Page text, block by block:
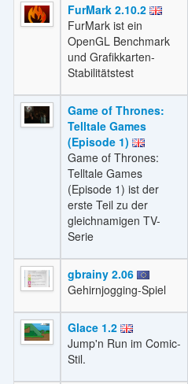
FurMark 2.10.2
FurMark ist ein
OpenGL Benchmark
und Grafikkarten-
Stabilitätstest
Game of Thrones:
Telltale Games
(Episode 1)
Game of Thrones:
Telltale Games
(Episode 1) ist der
erste Teil zu der
gleichnamigen TV-
Serie
gbrainy 2.06
Gehirnjogging-Spiel
Glace 1.2
Jump'n Run im Comic-
Stil.